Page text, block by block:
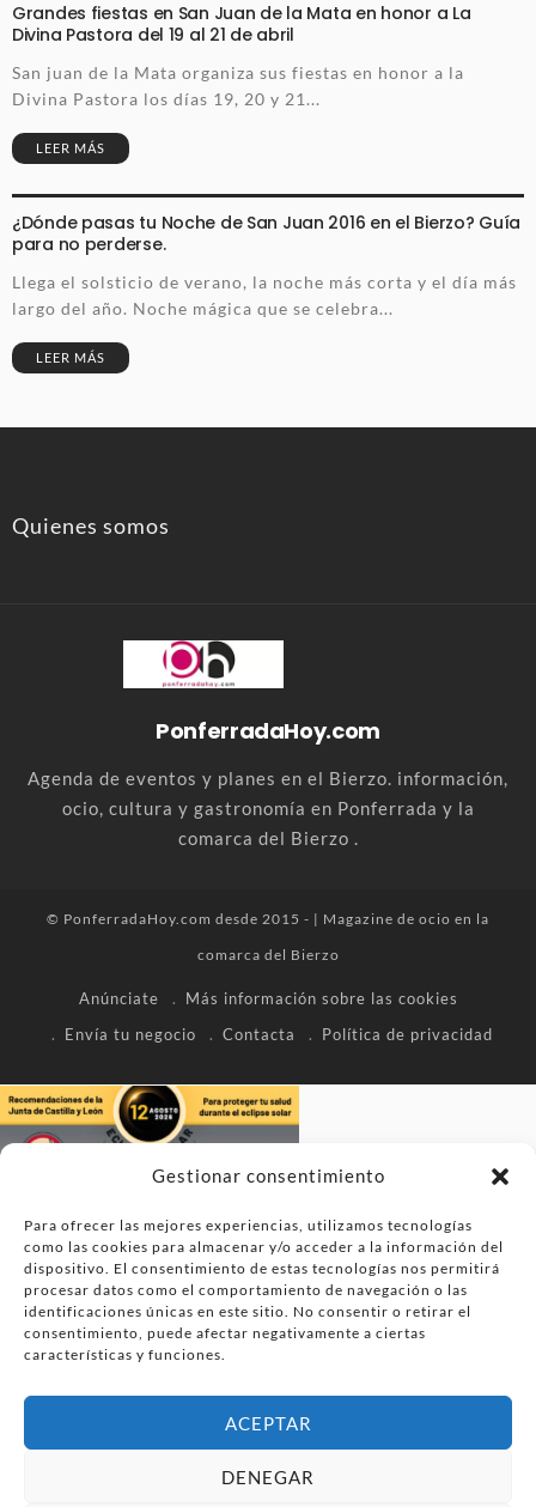
Gestionar consentimiento
Para ofrecer las mejores experiencias, utilizamos tecnologías
como las cookies para almacenar y/o acceder a la información del
dispositivo. El consentimiento de estas tecnologías nos permitirá
procesar datos como el comportamiento de navegación o las
identificaciones únicas en este sitio. No consentir o retirar el
consentimiento, puede afectar negativamente a ciertas
características y funciones.
ACEPTAR
DENEGAR
Grandes fiestas en San Juan de la Mata en honor a La
Divina Pastora del 19 al 21 de abril
San juan de la Mata organiza sus fiestas en honor a la
Divina Pastora los días 19, 20 y 21...
LEER MÁS
¿Dónde pasas tu Noche de San Juan 2016 en el Bierzo? Guía
para no perderse.
Llega el solsticio de verano, la noche más corta y el día más
largo del año. Noche mágica que se celebra...
LEER MÁS
Quienes somos
PonferradaHoy.com
Agenda de eventos y planes en el Bierzo. información,
ocio, cultura y gastronomía en Ponferrada y la
comarca del Bierzo .
© PonferradaHoy.com desde 2015 - | Magazine de ocio en la
comarca del Bierzo
Anúnciate
Más información sobre las cookies
Envía tu negocio
Contacta Política de privacidad